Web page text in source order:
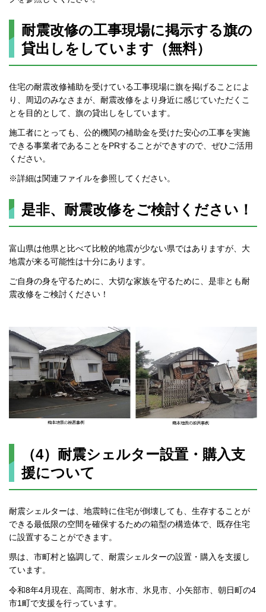
耐震改修の工事現場に掲示する旗の
貸出しをしています（無料）
住宅の耐震改修補助を受けている工事現場に旗を掲げることによ
り、周辺のみなさまが、耐震改修をより身近に感じていただくこ
とを目的として、旗の貸出しをしています。
施工者にとっても、公的機関の補助金を受けた安心の工事を実施
できる事業者であることをPRすることができすので、ぜひご活用
ください。
※詳細は関連ファイルを参照してください。
是非、耐震改修をご検討ください！
富山県は他県と比べて比較的地震が少ない県ではありますが、大
地震が来る可能性は十分にあります。
ご自身の身を守るために、大切な家族を守るために、是非とも耐
震改修をご検討ください！
（4）耐震シェルター設置・購入支
援について
耐震シェルターは、地震時に住宅が倒壊しても、生存することが
できる最低限の空間を確保するための箱型の構造体で、既存住宅
に設置することができます。
県は、市町村と協調して、耐震シェルターの設置・購入を支援し
ています。
令和8年4月現在、高岡市、射水市、氷見市、小矢部市、朝日町の4
市1町で支援を行っています。